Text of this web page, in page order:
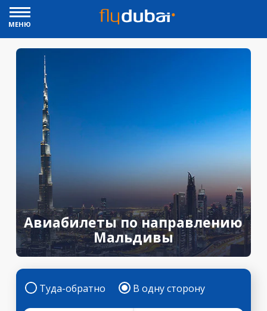
МЕНЮ
Авиабилеты по направлению
Мальдивы
Туда-обратно В одну сторону